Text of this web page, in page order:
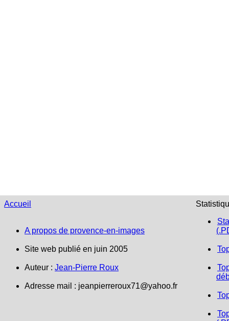
Accueil
A propos de provence-en-images
Site web publié en juin 2005
Auteur : Jean-Pierre Roux
Adresse mail : jeanpierreroux71@yahoo.fr